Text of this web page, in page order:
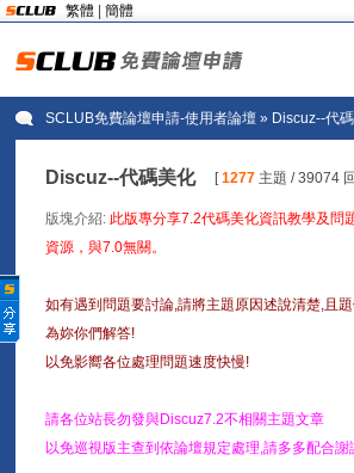
繁體 簡體
SCLUB免費論壇申請-使用者論壇 » Discuz--代
Discuz--代碼美化 [1277 主題 / 39074
版塊介紹: 此版專分享7.2代碼美化資訊教學及問
資源，與7.0無關。
如有遇到問題要討論,請將主題原因述說清楚,且
為妳你們解答!
以免影嚮各位處理問題速度快慢!
請各位站長勿發與Discuz7.2不相關主題文章
以免巡視版主查到依論壇規定處理,請多多配合謝